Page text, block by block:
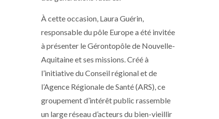
À cette occasion, Laura Guérin,
responsable du pôle Europe a été invitée
à présenter le Gérontopôle de Nouvelle-
Aquitaine et ses missions. Créé à
l’initiative du Conseil régional et de
l’Agence Régionale de Santé (ARS), ce
groupement d’intérêt public rassemble
un large réseau d’acteurs du bien-vieillir